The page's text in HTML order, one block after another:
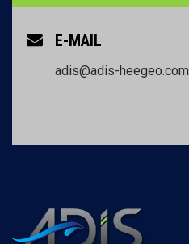
E-MAIL
adis@adis-heegeo.com